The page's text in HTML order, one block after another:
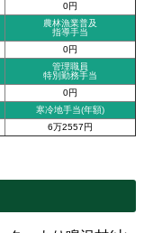
0円
農林漁業普及
指導手当
0円
管理職員
特別勤務手当
0円
寒冷地手当(年額)
6万2557円